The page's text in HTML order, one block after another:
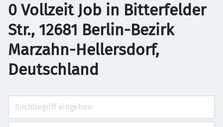
0 Vollzeit Job in Bitterfelder
Str., 12681 Berlin-Bezirk
Marzahn-Hellersdorf,
Deutschland